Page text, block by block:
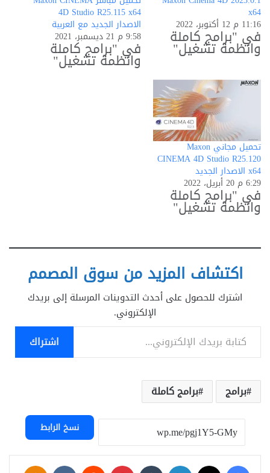
x64
11:16 م 12 أكتوبر، 2022
في "برامج كاملة
وانظمة تشغيل"
4D Studio R25.115 x64
الاصدار الجديد مع العربية
9:58 م 21 ديسمبر، 2021
في "برامج كاملة
وانظمة تشغيل"
تحميل مجاني Maxon
CINEMA 4D Studio R25.120
x64 الاصدار الجديد
6:29 م 20 أبريل، 2022
في "برامج كاملة
وانظمة تشغيل"
اكتشاف المزيد من سوق المصمم
اشترك للحصول على أحدث التدوينات المرسلة إلى بريدك
الإلكتروني.
كتابة بريدك الإلكتروني...
اشتراك
برامج برامج كاملة
نسخ الرابط
فيسبوك لينكدإن بينتيريست